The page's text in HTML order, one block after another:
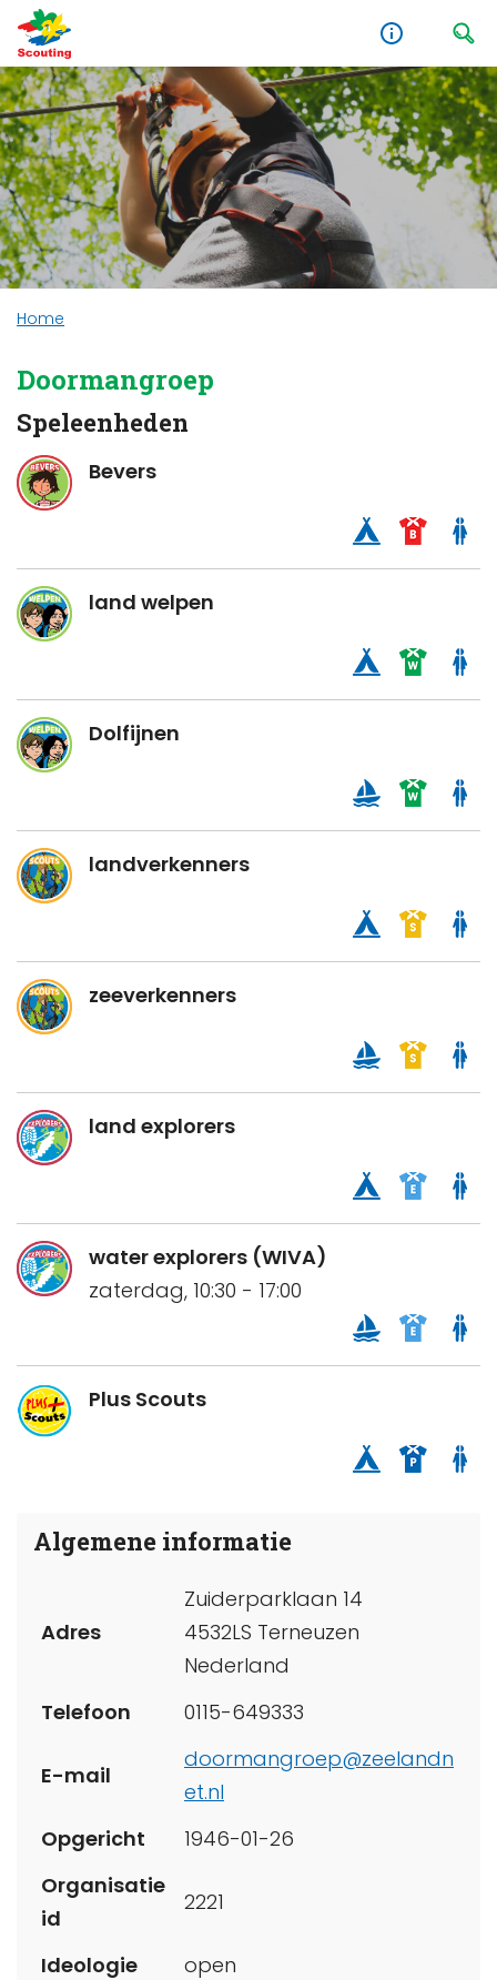
Home
Doormangroep
Speleenheden
Bevers
land welpen
Dolfijnen
landverkenners
zeeverkenners
land explorers
water explorers (WIVA)
zaterdag, 10:30 - 17:00
Plus Scouts
Algemene informatie
Adres
Zuiderparklaan 14
4532LS Terneuzen
Nederland
Telefoon
0115-649333
E-mail
doormangroep@zeelandn
et.nl
Opgericht
1946-01-26
Organisatie
id
2221
Ideologie
open